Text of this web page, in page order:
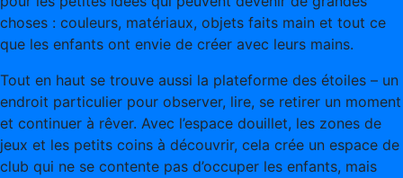
choses : couleurs, matériaux, objets faits main et tout ce
que les enfants ont envie de créer avec leurs mains.
Tout en haut se trouve aussi la plateforme des étoiles – un
endroit particulier pour observer, lire, se retirer un moment
et continuer à rêver. Avec l’espace douillet, les zones de
jeux et les petits coins à découvrir, cela crée un espace de
club qui ne se contente pas d’occuper les enfants, mais